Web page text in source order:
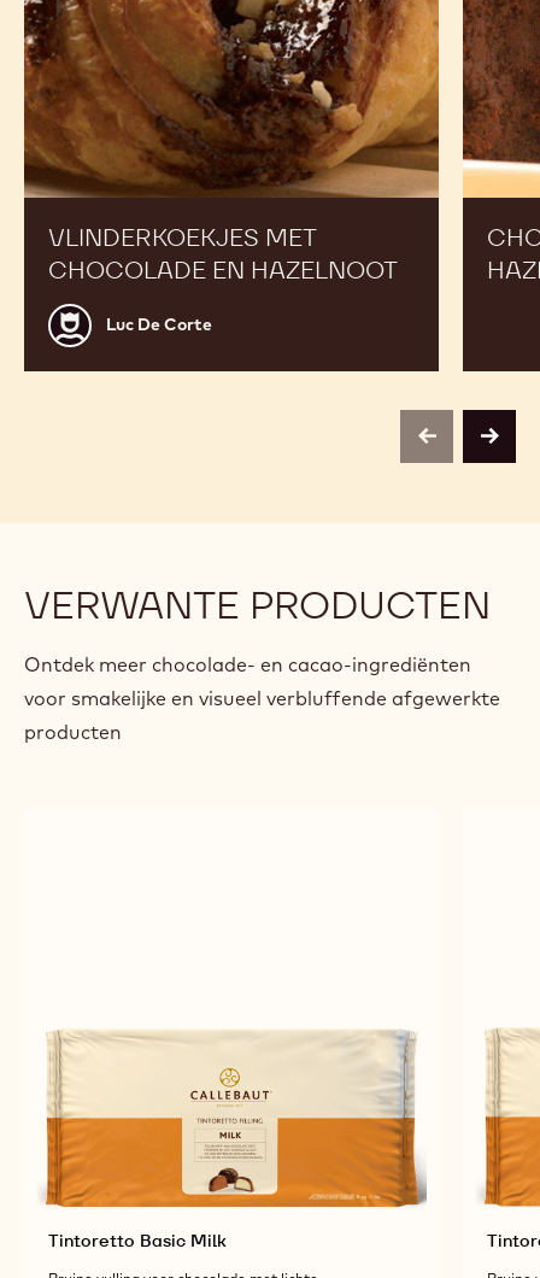
VLINDERKOEKJES MET
CHOCOLADE EN HAZELNOOT
Luc
De
Corte
Luc De Corte
previousnext
VERWANTE PRODUCTEN
Ontdek meer chocolade- en cacao-ingrediënten
voor smakelijke en visueel verbluffende afgewerkte
producten
Tintoretto Basic Milk